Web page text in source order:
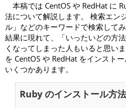
本稿では CentOS や RedHat に
法について解説します。 検索エン
ル」などのキーワードで検索して
結果に現れて、「いったいどの方
くなってしまった人もいると思い
を CentOS や RedHat をインスト
いくつかあります。
Ruby のインストール方